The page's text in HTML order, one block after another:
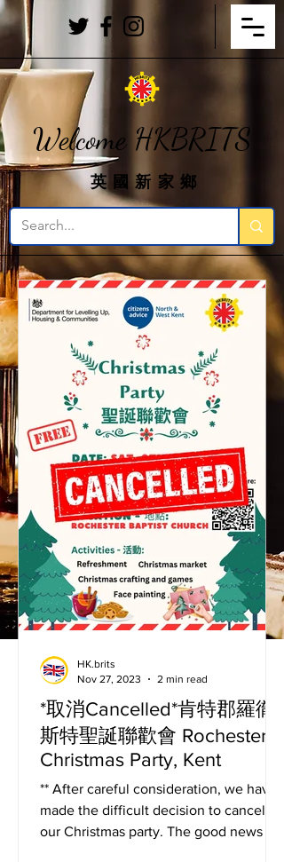
英國新家鄉
Welcome HKBRITS
*取消Cancelled*肯特郡羅徹
斯特聖誕聯歡會 Rochester
Christmas Party, Kent
** After careful consideration, we have
made the difficult decision to cancel 😭
our Christmas party. The good news is
HK.brits
Nov 27, 2023
2 min read